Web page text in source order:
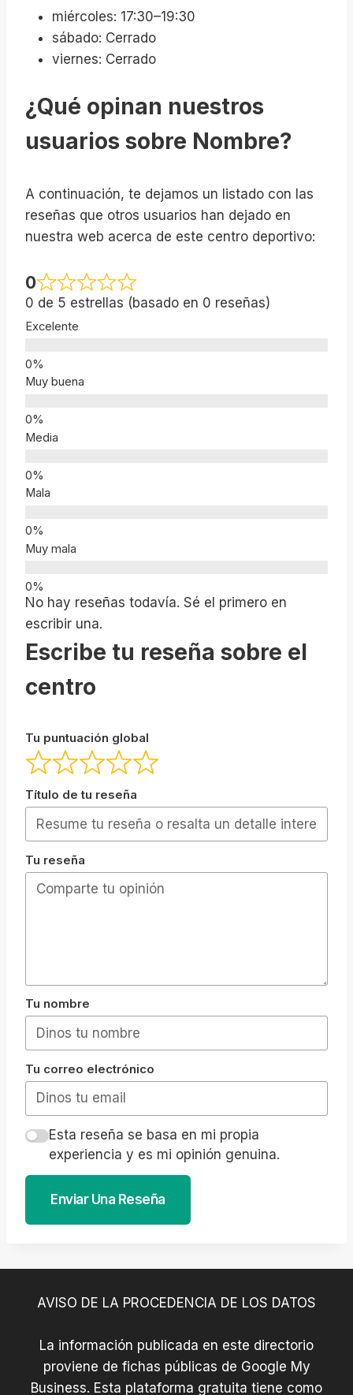
miércoles: 17:30–19:30
sábado: Cerrado
viernes: Cerrado
¿Qué opinan nuestros
usuarios sobre Nombre?
A continuación, te dejamos un listado con las
reseñas que otros usuarios han dejado en
nuestra web acerca de este centro deportivo:
0
0 de 5 estrellas (basado en 0 reseñas)
Excelente
Muy buena
Media
Mala
Muy mala
No hay reseñas todavía. Sé el primero en
escribir una.
Escribe tu reseña sobre el
centro
Tu puntuación global
Título de tu reseña
Tu reseña
Tu nombre
Tu correo electrónico
Esta reseña se basa en mi propia
experiencia y es mi opinión genuina.
Enviar Una Reseña
AVISO DE LA PROCEDENCIA DE LOS DATOS
La información publicada en este directorio
proviene de fichas públicas de Google My
Business. Esta plataforma gratuita tiene como